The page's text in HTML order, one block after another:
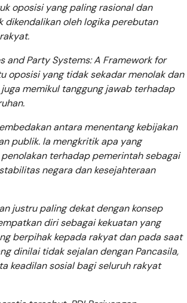
oposisi yang paling rasional dan
oleh logika perebutan
and Party Systems: A Framework for
oposisi yang tidak sekadar menolak dan
memikul tanggung jawab terhadap
antara menentang kebijakan
publik. la mengkritik apa yang
terhadap pemerintah sebagai
negara dan kesejahteraan
justru paling dekat dengan konsep
diri sebagai kekuatan yang
berpihak kepada rakyat dan pada saat
dinilai tidak sejalan dengan Pancasila,
keadilan sosial bagi seluruh rakyat